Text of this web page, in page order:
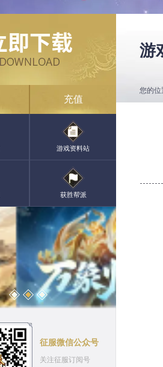
充值
游戏资料站
获胜帮派
征服微信公众号
关注征服订阅号
游
您的位